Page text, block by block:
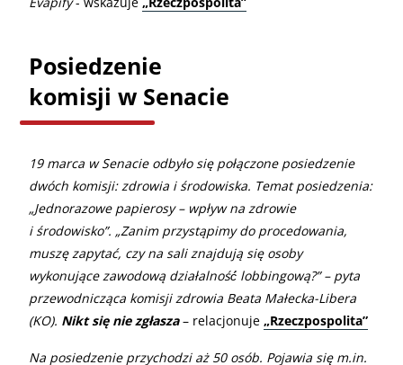
Posiedzenie
komisji w Senacie
19 marca w Senacie odbyło się połączone posiedzenie
dwóch komisji: zdrowia i środowiska. Temat posiedzenia:
„Jednorazowe papierosy – wpływ na zdrowie
i środowisko”. „Zanim przystąpimy do procedowania,
muszę zapytać, czy na sali znajdują się osoby
wykonujące zawodową działalność́ lobbingową?” – pyta
przewodnicząca komisji zdrowia Beata Małecka-Libera
(KO). Nikt się nie zgłasza – relacjonuje „Rzeczpospolita”
Na posiedzenie przychodzi aż 50 osób. Pojawia się m.in.